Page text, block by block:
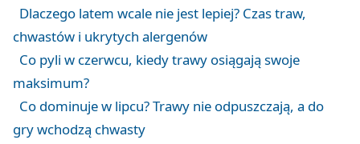
Dlaczego latem wcale nie jest lepiej? Czas traw,
chwastów i ukrytych alergenów
Co pyli w czerwcu, kiedy trawy osiągają swoje
maksimum?
Co dominuje w lipcu? Trawy nie odpuszczają, a do
gry wchodzą chwasty